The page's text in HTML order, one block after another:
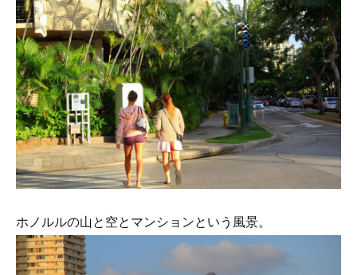
ホノルルの山と空とマンションという風景。